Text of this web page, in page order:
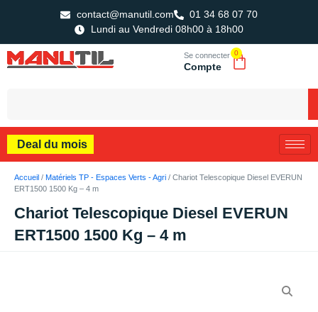
contact@manutil.com
01 34 68 07 70
Lundi au Vendredi 08h00 à 18h00
Se connecter
Compte
0
Deal du mois
Accueil / Matériels TP - Espaces Verts - Agri / Chariot Telescopique Diesel EVERUN
ERT1500 1500 Kg – 4 m
Chariot Telescopique Diesel EVERUN
ERT1500 1500 Kg – 4 m